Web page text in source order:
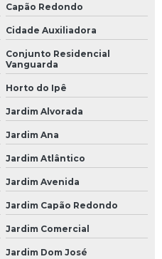
Automático
Capão Redondo
Cidade Auxiliadora
Conjunto Residencial
Vanguarda
Horto do Ipê
Jardim Alvorada
Jardim Ana
Jardim Atlântico
Jardim Avenida
Jardim Capão Redondo
Jardim Comercial
Jardim Dom José